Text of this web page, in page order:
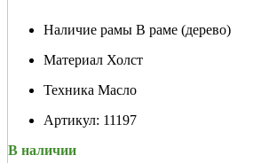
Наличие рамы В раме (дерево)
Материал Холст
Техника Масло
Артикул: 11197
В наличии